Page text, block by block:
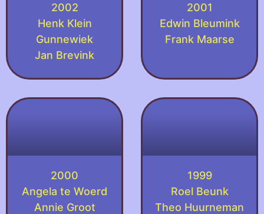
2002
Henk Klein
Gunnewiek
Jan Brevink
2001
Edwin Bleumink
Frank Maarse
2000
Angela te Woerd
Annie Groot
1999
Roel Beunk
Theo Huurneman